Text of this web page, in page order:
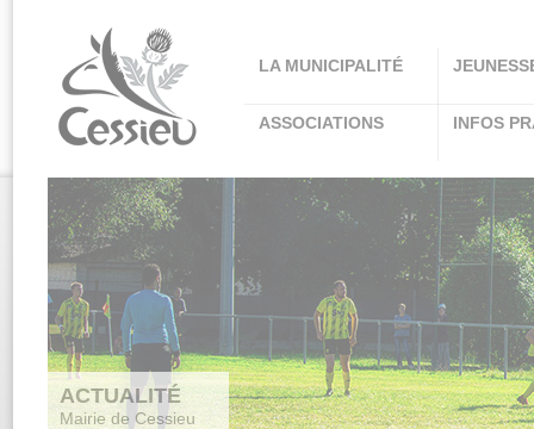
LA MUNICIPALITÉ
ASSOCIATIONS INFOS
ACTUALITÉ
Mairie de Cessieu